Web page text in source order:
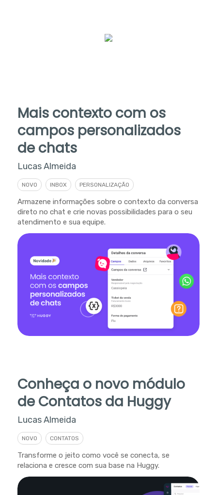
Mais contexto com os
campos personalizados
de chats
Lucas Almeida
NOVO INBOX PERSONALIZAÇÃO
Armazene informações sobre o contexto da conversa
direto no chat e crie novas possibilidades para o seu
atendimento e sua equipe.
Conheça o novo módulo
de Contatos da Huggy
Lucas Almeida
NOVO CONTATOS
Transforme o jeito como você se conecta, se
relaciona e cresce com sua base na Huggy.